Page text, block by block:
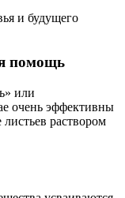
и будущего
помощь
или
очень эффективны
раствором